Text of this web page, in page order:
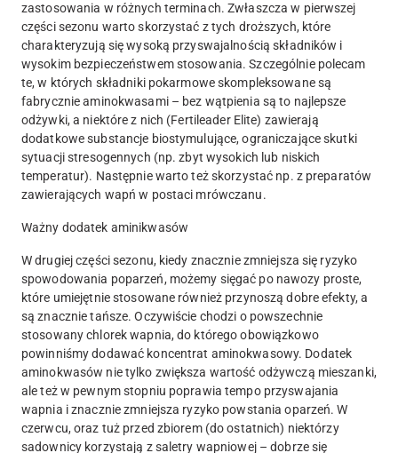
zastosowania w różnych terminach. Zwłaszcza w pierwszej
części sezonu warto skorzystać z tych droższych, które
charakteryzują się wysoką przyswajalnością składników i
wysokim bezpieczeństwem stosowania. Szczególnie polecam
te, w których składniki pokarmowe skompleksowane są
fabrycznie aminokwasami – bez wątpienia są to najlepsze
odżywki, a niektóre z nich (Fertileader Elite) zawierają
dodatkowe substancje biostymulujące, ograniczające skutki
sytuacji stresogennych (np. zbyt wysokich lub niskich
temperatur). Następnie warto też skorzystać np. z preparatów
zawierających wapń w postaci mrówczanu.
Ważny dodatek aminikwasów
W drugiej części sezonu, kiedy znacznie zmniejsza się ryzyko
spowodowania poparzeń, możemy sięgać po nawozy proste,
które umiejętnie stosowane również przynoszą dobre efekty, a
są znacznie tańsze. Oczywiście chodzi o powszechnie
stosowany chlorek wapnia, do którego obowiązkowo
powinniśmy dodawać koncentrat aminokwasowy. Dodatek
aminokwasów nie tylko zwiększa wartość odżywczą mieszanki,
ale też w pewnym stopniu poprawia tempo przyswajania
wapnia i znacznie zmniejsza ryzyko powstania oparzeń. W
czerwcu, oraz tuż przed zbiorem (do ostatnich) niektórzy
sadownicy korzystają z saletry wapniowej – dobrze się